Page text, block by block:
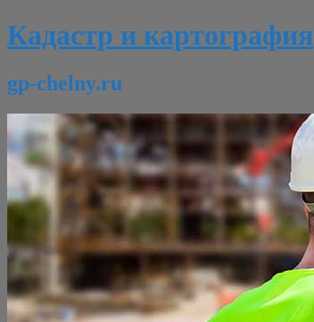
Кадастр и картография
gp-chelny.ru